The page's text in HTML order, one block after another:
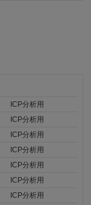
ICP分析用
ICP分析用
ICP分析用
ICP分析用
ICP分析用
ICP分析用
ICP分析用